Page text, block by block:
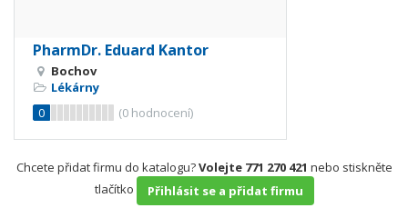
PharmDr. Eduard Kantor
Bochov
Lékárny
0
(0 hodnocení)
Chcete přidat firmu do katalogu?Volejte 771 270 421 nebo stiskněte
tlačítko
Přihlásit se a přidat firmu